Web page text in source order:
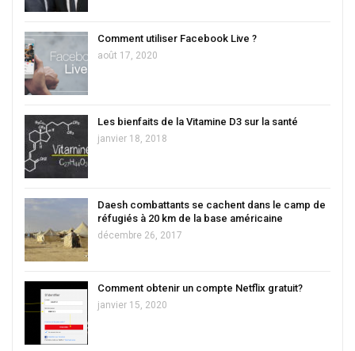
Comment utiliser Facebook Live ?
août 17, 2020
Les bienfaits de la Vitamine D3 sur la santé
janvier 18, 2018
Daesh combattants se cachent dans le camp de
réfugiés à 20 km de la base américaine
décembre 26, 2017
Comment obtenir un compte Netflix gratuit?
janvier 15, 2020